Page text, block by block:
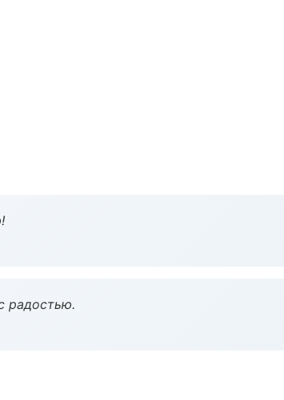
радостью.